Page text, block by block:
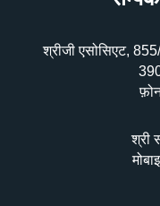
श्रीजी एसोसिएट,
श्री